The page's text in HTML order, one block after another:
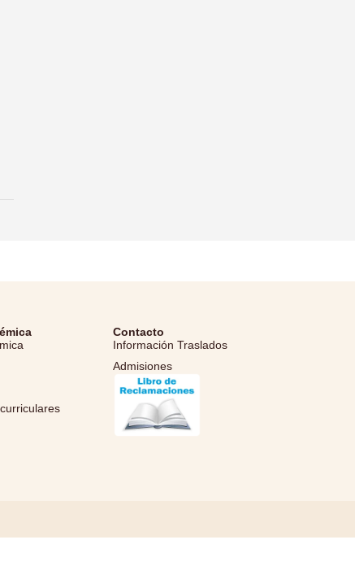
Contacto
Información Traslados
Admisiones